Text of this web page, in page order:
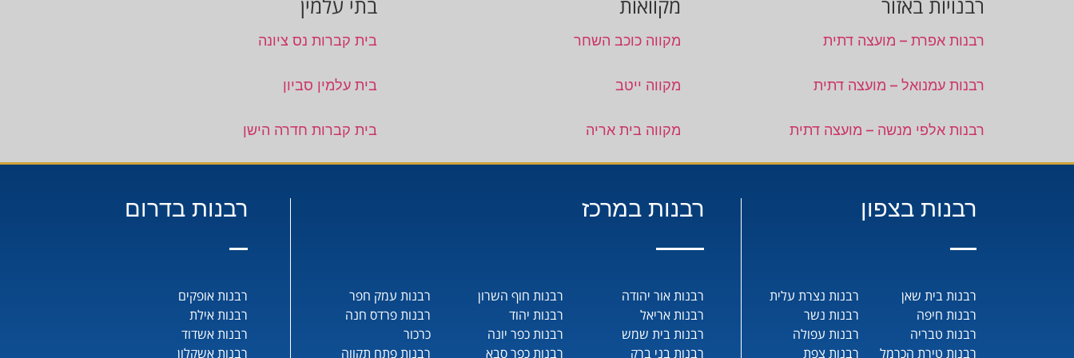
רבנויות באזור
רבנות אפרת – מועצה דתית
רבנות עמנואל – מועצה דתית
רבנות אלפי מנשה – מועצה דתית
מקוואות
מקווה כוכב השחר
מקווה ייטב
מקווה בית אריה
בתי עלמין
בית קברות נס ציונה
בית עלמין סביון
בית קברות חדרה הישן
רבנות בצפון
רבנות בית שאן
רבנות חיפה
רבנות טבריה
רבנות טירת הכרמל
רבנות נצרת עלית
רבנות נשר
רבנות עפולה
רבנות צפת
רבנות במרכז
רבנות אור יהודה
רבנות אריאל
רבנות בית שמש
רבנות בני ברק
רבנות חוף השרון
רבנות יהוד
רבנות כפר יונה
רבנות כפר סבא
רבנות עמק חפר
רבנות פרדס חנה
כרכור
רבנות פתח תקווה
רבנות בדרום
רבנות אופקים
רבנות אילת
רבנות אשדוד
רבנות אשקלון